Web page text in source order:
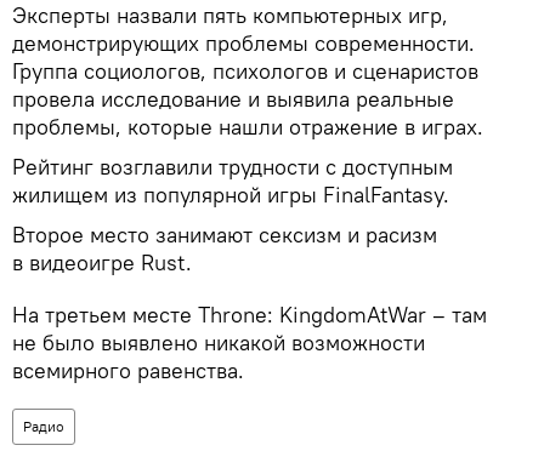
Эксперты назвали пять компьютерных игр,
демонстрирующих проблемы современности.
Группа социологов, психологов и сценаристов
провела исследование и выявила реальные
проблемы, которые нашли отражение в играх.
Рейтинг возглавили трудности с доступным
жилищем из популярной игры FinalFantasy.
Второе место занимают сексизм и расизм
в видеоигре Rust.
На третьем месте Throne: KingdomAtWar – там
не было выявлено никакой возможности
всемирного равенства.
Радио